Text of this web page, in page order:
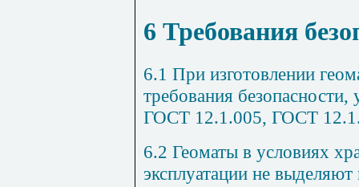
6 Требования
6.1 При изготовлении
требования
ГОСТ 12.1.005, ГОСТ
6.2 Геоматы в условиях
эксплуатации не